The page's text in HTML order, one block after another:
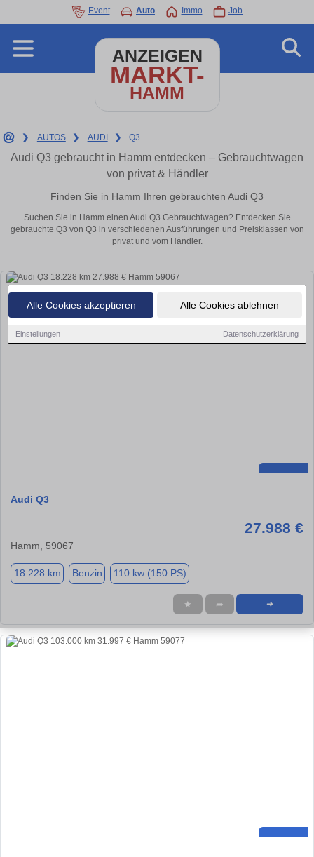
Alle Cookies akzeptieren Alle Cookies ablehnen
Einstellungen Datenschutzerklärung
Event Auto Immo Job
ANZEIGEN
MARKT-
HAMM
❯ AUTOS ❯ AUDI ❯ Q3
Audi Q3 gebraucht in Hamm entdecken – Gebrauchtwagen
von privat & Händler
Finden Sie in Hamm Ihren gebrauchten Audi Q3
Suchen Sie in Hamm einen Audi Q3 Gebrauchtwagen? Entdecken Sie
gebrauchte Q3 von Q3 in verschiedenen Ausführungen und Preisklassen von
privat und vom Händler.
Audi Q3
27.988 €
Hamm, 59067
18.228 km Benzin 110 kw (150 PS)
★ ➦ ➜